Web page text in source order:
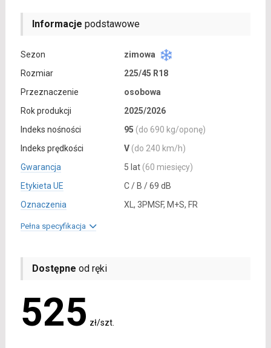
Informacje podstawowe
Sezon
zimowa
Rozmiar
225/45 R18
Przeznaczenie
osobowa
Rok produkcji
2025/2026
Indeks nośności
95 (do 690 kg/oponę)
Indeks prędkości
V (do 240 km/h)
Gwarancja
5 lat (60 miesięcy)
Etykieta UE
C / B / 69 dB
Oznaczenia
XL, 3PMSF, M+S, FR
Pełna specyfikacja
Dostępne od ręki
525 zł/szt.